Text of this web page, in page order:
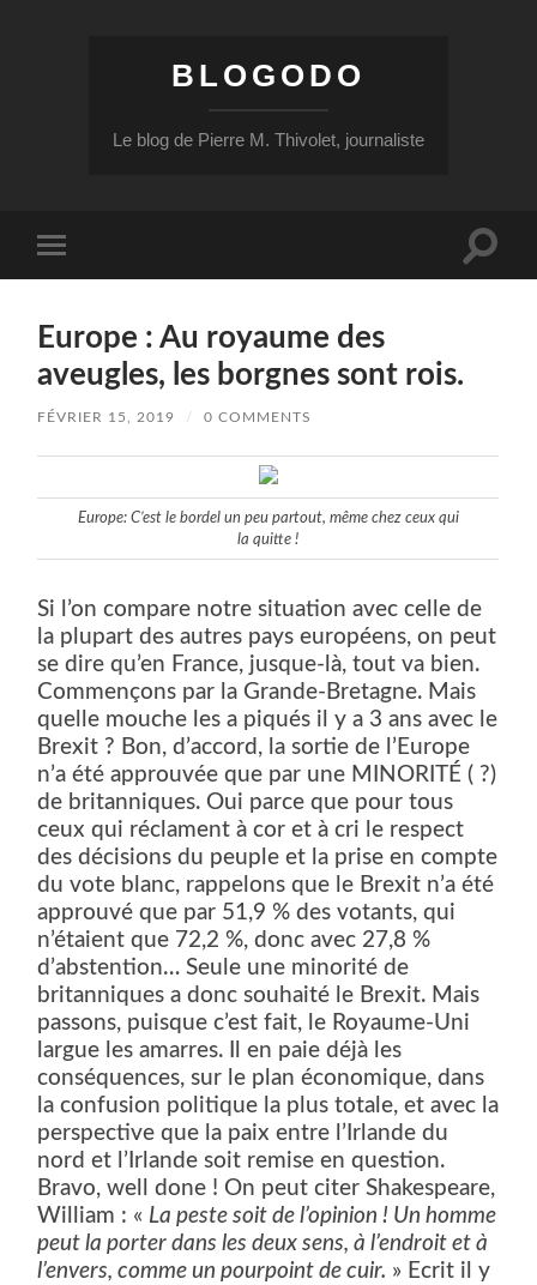
BLOGODO
Le blog de Pierre M. Thivolet, journaliste
mobile
Toggle
Europe : Au royaume des
aveugles, les borgnes sont rois.
FÉVRIER 15, 2019 / 0 COMMENTS
Europe: C’est le bordel un peu partout, même chez ceux qui
la quitte !
Si l’on compare notre situation avec celle de
la plupart des autres pays européens, on peut
se dire qu’en France, jusque-là, tout va bien.
Commençons par la Grande-Bretagne. Mais
quelle mouche les a piqués il y a 3 ans avec le
Brexit ? Bon, d’accord, la sortie de l’Europe
n’a été approuvée que par une MINORITÉ ( ?)
de britanniques. Oui parce que pour tous
ceux qui réclament à cor et à cri le respect
des décisions du peuple et la prise en compte
du vote blanc, rappelons que le Brexit n’a été
approuvé que par 51,9 % des votants, qui
n’étaient que 72,2 %, donc avec 27,8 %
d’abstention… Seule une minorité de
britanniques a donc souhaité le Brexit. Mais
passons, puisque c’est fait, le Royaume-Uni
largue les amarres. Il en paie déjà les
conséquences, sur le plan économique, dans
la confusion politique la plus totale, et avec la
perspective que la paix entre l’Irlande du
nord et l’Irlande soit remise en question.
Bravo, well done ! On peut citer Shakespeare,
William : « La peste soit de l’opinion ! Un homme
peut la porter dans les deux sens, à l’endroit et à
l’envers, comme un pourpoint de cuir. » Ecrit il y